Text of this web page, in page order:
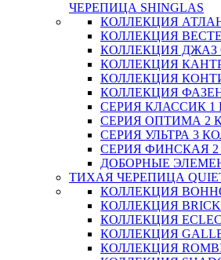
ЧЕРЕПИЦА SHINGLAS
КОЛЛЕКЦИЯ
КОЛЛЕКЦИЯ
КОЛЛЕКЦИЯ ДЖАЗ
КОЛЛЕКЦИЯ
КОЛЛЕКЦИЯ
КОЛЛЕКЦИЯ
СЕРИЯ КЛАССИК
СЕРИЯ ОПТИМА 2
СЕРИЯ УЛЬТРА 3
СЕРИЯ ФИНСКАЯ
ДОБОРНЫЕ
ТИХАЯ ЧЕРЕПИЦА
КОЛЛЕКЦИЯ
КОЛЛЕКЦИЯ
КОЛЛЕКЦИЯ
КОЛЛЕКЦИЯ
КОЛЛЕКЦИЯ